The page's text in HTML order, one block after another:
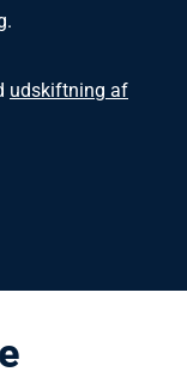
udskiftning af